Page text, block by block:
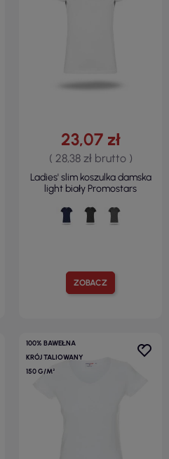
ZOBACZ
23,07 zł
( 28,38 zł brutto )
Ladies' slim koszulka damska
light biały Promostars
100% BAWEŁNA
KRÓJ TALIOWANY
150 G/M²